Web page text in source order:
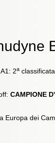
2a
CAMPIONE
Europa dei